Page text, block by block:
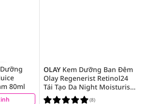
80ml
OLAYKem Dưỡng Ban Đêm
Olay Regenerist Retinol24
Tái Tạo Da Night Moisturiser
50g
(8)